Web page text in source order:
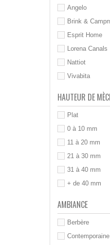
Angelo
Brink &
Esprit Home
Lorena Canals
Nattiot
Vivabita
HAUTEUR DE
Plat
0 à 10 mm
11 à 20 mm
21 à 30 mm
31 à 40 mm
+ de 40 mm
AMBIANCE
Berbère
Contemporaine